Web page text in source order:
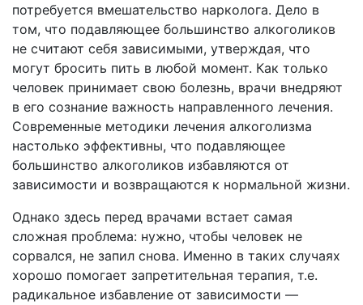
потребуется вмешательство нарколога. Дело в
том, что подавляющее большинство алкоголиков
не считают себя зависимыми, утверждая, что
могут бросить пить в любой момент. Как только
человек принимает свою болезнь, врачи внедряют
в его сознание важность направленного лечения.
Современные методики лечения алкоголизма
настолько эффективны, что подавляющее
большинство алкоголиков избавляются от
зависимости и возвращаются к нормальной жизни.
Однако здесь перед врачами встает самая
сложная проблема: нужно, чтобы человек не
сорвался, не запил снова. Именно в таких случаях
хорошо помогает запретительная терапия, т.е.
радикальное избавление от зависимости —